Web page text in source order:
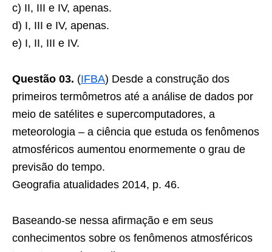
c) II, III e IV, apenas.
d) I, III e IV, apenas.
e) I, II, III e IV.
Questão 03. (IFBA) Desde a construção dos
primeiros termômetros até a análise de dados por
meio de satélites e supercomputadores, a
meteorologia – a ciência que estuda os fenômenos
atmosféricos aumentou enormemente o grau de
previsão do tempo.
Geografia atualidades 2014, p. 46.
Baseando-se nessa afirmação e em seus
conhecimentos sobre os fenômenos atmosféricos